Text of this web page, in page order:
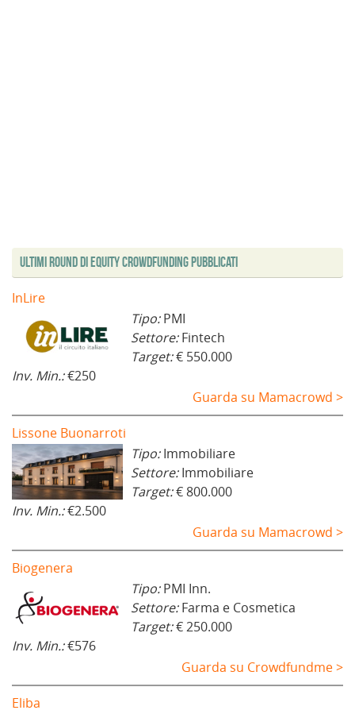
Ultimi Round di Equity Crowdfunding Pubblicati
InLire
Tipo:PMI
Settore:Fintech
Target:€ 550.000
Inv. Min.:€250
Guarda su Mamacrowd >
Lissone Buonarroti
Tipo:Immobiliare
Settore:Immobiliare
Target:€ 800.000
Inv. Min.:€2.500
Guarda su Mamacrowd >
Biogenera
Tipo:PMI Inn.
Settore:Farma e Cosmetica
Target:€ 250.000
Inv. Min.:€576
Guarda su Crowdfundme >
Eliba